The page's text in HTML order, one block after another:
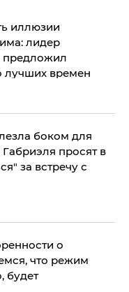
иллюзии
лидер
предложил
лучших времен
боком для
просят в
за встречу с
о
что режим
будет